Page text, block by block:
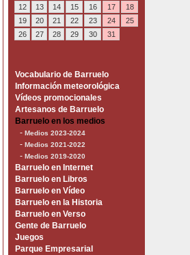
12
13 14 15 16 17
18
19
20 21 22 23 24
25
26
27 28 29 30 31
Vocabulario de Barruelo
Información meteorológica
Vídeos promocionales
Artesanos de Barruelo
Barruelo en los medios
- Medios 2023-2024
- Medios 2021-2022
- Medios 2019-2020
Barruelo en Internet
Barruelo en Libros
Barruelo en Vídeo
Barruelo en la Historia
Barruelo en Verso
Gente de Barruelo
Juegos
Parque Empresarial